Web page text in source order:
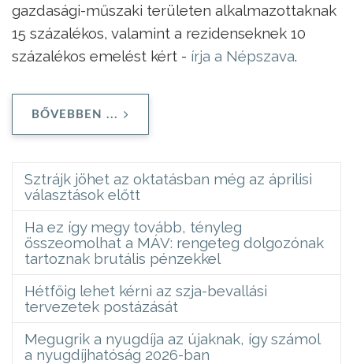
gazdasági-műszaki területen alkalmazottaknak
15 százalékos, valamint a rezidenseknek 10
százalékos emelést kért - írja a Népszava.
BŐVEBBEN ...
Sztrájk jöhet az oktatásban még az áprilisi
választások előtt
Ha ez így megy tovább, tényleg
összeomolhat a MÁV: rengeteg dolgozónak
tartoznak brutális pénzekkel
Hétfőig lehet kérni az szja-bevallási
tervezetek postázását
Megugrik a nyugdíja az újaknak, így számol
a nyugdíjhatóság 2026-ban